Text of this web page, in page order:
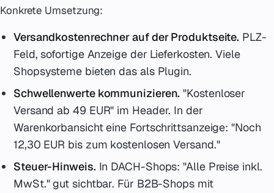
Konkrete Umsetzung:
Versandkostenrechner auf der Produktseite. PLZ-
Feld, sofortige Anzeige der Lieferkosten. Viele
Shopsysteme bieten das als Plugin.
Schwellenwerte kommunizieren. "Kostenloser
Versand ab 49 EUR" im Header. In der
Warenkorbansicht eine Fortschrittsanzeige: "Noch
12,30 EUR bis zum kostenlosen Versand."
Steuer-Hinweis. In DACH-Shops: "Alle Preise inkl.
MwSt." gut sichtbar. Für B2B-Shops mit